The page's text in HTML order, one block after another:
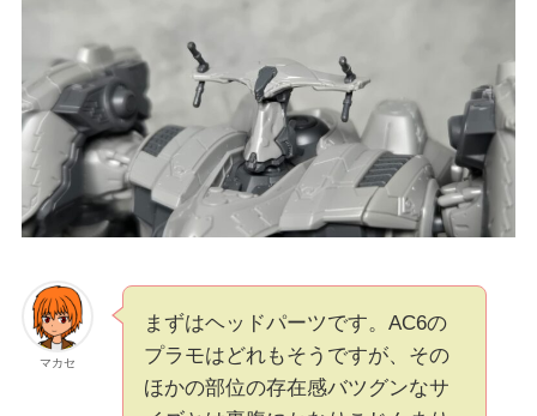
マカセ
まずはヘッドパーツです。AC6の
プラモはどれもそうですが、その
ほかの部位の存在感バツグンなサ